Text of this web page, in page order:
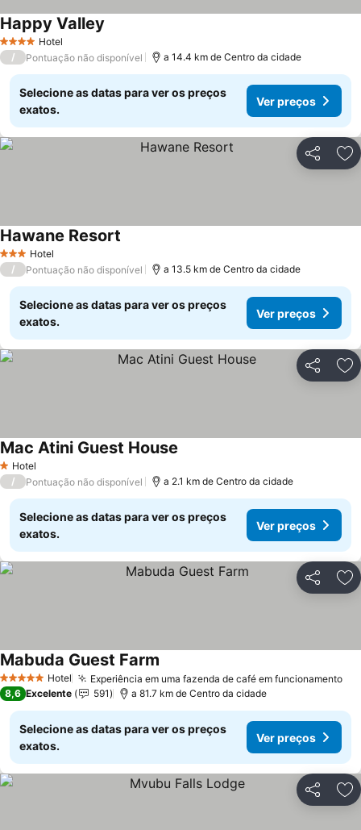
4 EstrelasHotel
Happy Valley
/ Pontuação não disponível a 14.4 km de Centro da cidade
Selecione as datas para ver os preços
exatos.
Ver preços
Partilhar
3 EstrelasHotel
Hawane Resort
/ Pontuação não disponível a 13.5 km de Centro da cidade
Selecione as datas para ver os preços
exatos.
Ver preços
Partilhar
1 Estrelas
Hotel
Mac Atini Guest House
/ Pontuação não disponível a 2.1 km de Centro da cidade
Selecione as datas para ver os preços
exatos.
Ver preços
Partilhar
5 Estrelas Hotel Experiência em uma fazenda de café em funcionamento
Mabuda Guest Farm
8,6 Excelente 591 a 81.7 km de Centro da cidade
Selecione as datas para ver os preços
exatos.
Ver preços
Partilhar